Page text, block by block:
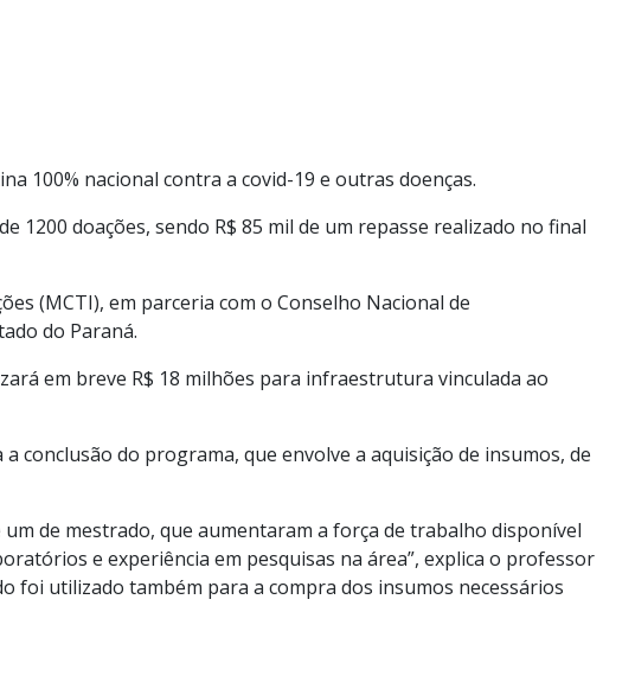
100% nacional contra a covid-19 e outras doenças.
1200 doações, sendo R$ 85 mil de um repasse realizado no final
(MCTI), em parceria com o Conselho Nacional de
do Paraná.
em breve R$ 18 milhões para infraestrutura vinculada ao
conclusão do programa, que envolve a aquisição de insumos, de
de mestrado, que aumentaram a força de trabalho disponível
e experiência em pesquisas na área”, explica o professor
foi utilizado também para a compra dos insumos necessários